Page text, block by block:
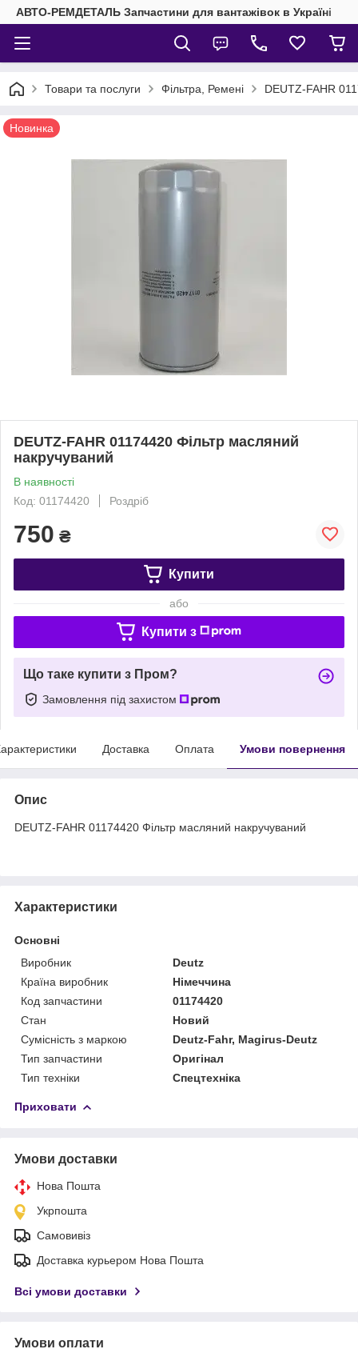
АВТО-РЕМДЕТАЛЬ Запчастини для вантажівок в Україні
Товари та послуги Фільтра, Ремені DEUTZ-FAHR
Новинка
DEUTZ-FAHR 01174420 Фільтр масляний
накручуваний
В наявності
Код: 01174420
Роздріб
750 ₴
Купити
або
Купити з
Що таке купити з Пром?
Замовлення під захистом
Доставка Оплата Умови повернення
Опис
DEUTZ-FAHR 01174420 Фільтр масляний накручуваний
Характеристики
Основні
Виробник
Deutz
Країна виробник
Німеччина
Код запчастини
01174420
Стан
Новий
Сумісність з маркою
Deutz-Fahr, Magirus-Deutz
Тип запчастини
Оригінал
Тип техніки
Спецтехніка
Приховати
Умови доставки
Нова Пошта
Укрпошта
Самовивіз
Доставка курьером Нова Пошта
Всі умови доставки
Умови оплати